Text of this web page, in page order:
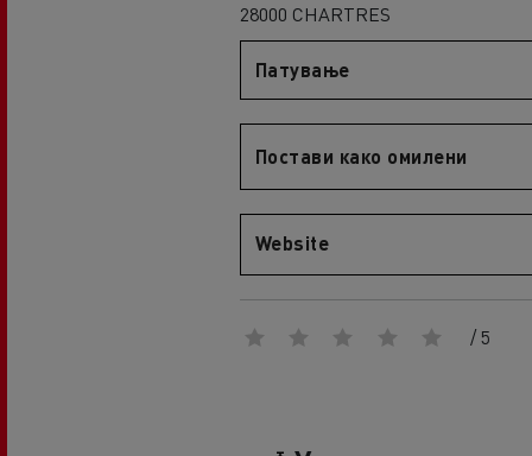
28000 CHARTRES
Патување
Постави како омилени
Website
/ 5